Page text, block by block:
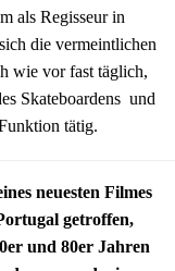
als Regisseur in
die vermeintlichen
wie vor fast täglich,
Skateboardens und
tätig.
neuesten Filmes
getroffen,
und 80er Jahren